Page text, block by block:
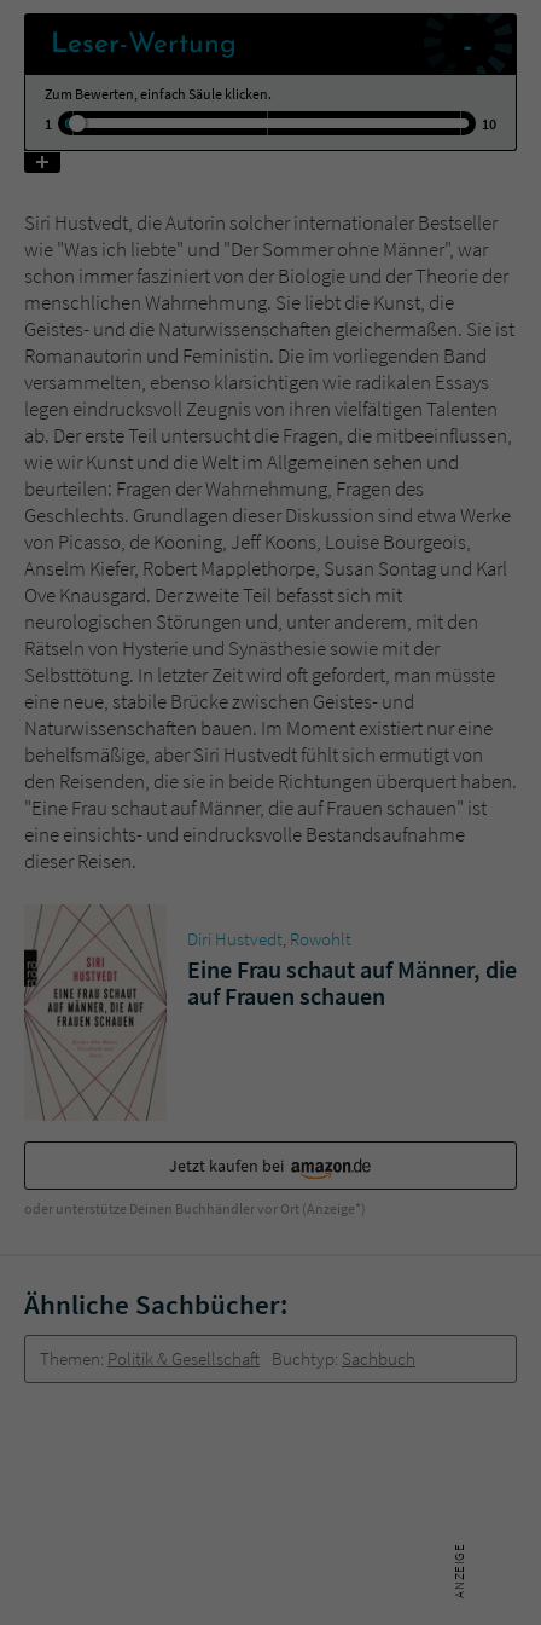
Leser-Wertung -
Zum Bewerten, einfach Säule klicken.
1
10
Siri Hustvedt, die Autorin solcher internationaler Bestseller
wie "Was ich liebte" und "Der Sommer ohne Männer", war
schon immer fasziniert von der Biologie und der Theorie der
menschlichen Wahrnehmung. Sie liebt die Kunst, die
Geistes- und die Naturwissenschaften gleichermaßen. Sie ist
Romanautorin und Feministin. Die im vorliegenden Band
versammelten, ebenso klarsichtigen wie radikalen Essays
legen eindrucksvoll Zeugnis von ihren vielfältigen Talenten
ab. Der erste Teil untersucht die Fragen, die mitbeeinflussen,
wie wir Kunst und die Welt im Allgemeinen sehen und
beurteilen: Fragen der Wahrnehmung, Fragen des
Geschlechts. Grundlagen dieser Diskussion sind etwa Werke
von Picasso, de Kooning, Jeff Koons, Louise Bourgeois,
Anselm Kiefer, Robert Mapplethorpe, Susan Sontag und Karl
Ove Knausgard. Der zweite Teil befasst sich mit
neurologischen Störungen und, unter anderem, mit den
Rätseln von Hysterie und Synästhesie sowie mit der
Selbsttötung. In letzter Zeit wird oft gefordert, man müsste
eine neue, stabile Brücke zwischen Geistes- und
Naturwissenschaften bauen. Im Moment existiert nur eine
behelfsmäßige, aber Siri Hustvedt fühlt sich ermutigt von
den Reisenden, die sie in beide Richtungen überquert haben.
"Eine Frau schaut auf Männer, die auf Frauen schauen" ist
eine einsichts- und eindrucksvolle Bestandsaufnahme
dieser Reisen.
Diri Hustvedt, Rowohlt
Eine Frau schaut auf Männer, die
auf Frauen schauen
Jetzt kaufen bei
oder unterstütze Deinen Buchhändler vor Ort (Anzeige*)
Ähnliche Sachbücher:
Themen: Politik & Gesellschaft Buchtyp: Sachbuch
Name tx_pwcomments_ahash
Anbieter Literatur-Couch Medien GmbH & Co. KG
Laufzeit
Zweck Cookie für Kommentare einzelner Buchtitel
Name fe_typo_user
Anbieter Literatur-Couch Medien GmbH & Co. KG
Laufzeit Session
Zweck
Dieses Cookie gewährleistet die
Kommunikation der Webseite mit dem
Benutzer. Es wird benötigt um z. B. den
Sicherheitscode des Kontaktformulars zu
überprüfen.